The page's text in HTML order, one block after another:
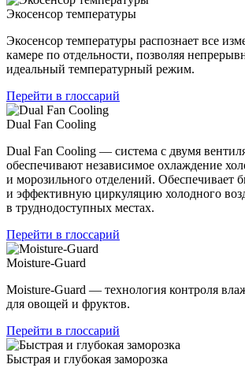
Экосенсор температуры
Экосенсор температуры распознает все
камере по отдельности, позволяя
идеальный температурный режим.
Перейти в глоссарий
Dual Fan Cooling
Dual Fan Cooling — система с двумя
обеспечивают независимое охлаждение
и морозильного отделений. Обеспечивает
и эффективную циркуляцию холодного
в труднодоступных местах.
Перейти в глоссарий
Moisture-Guard
Moisture-Guard — технология контроля
для овощей и фруктов.
Перейти в глоссарий
Быстрая и глубокая заморозка